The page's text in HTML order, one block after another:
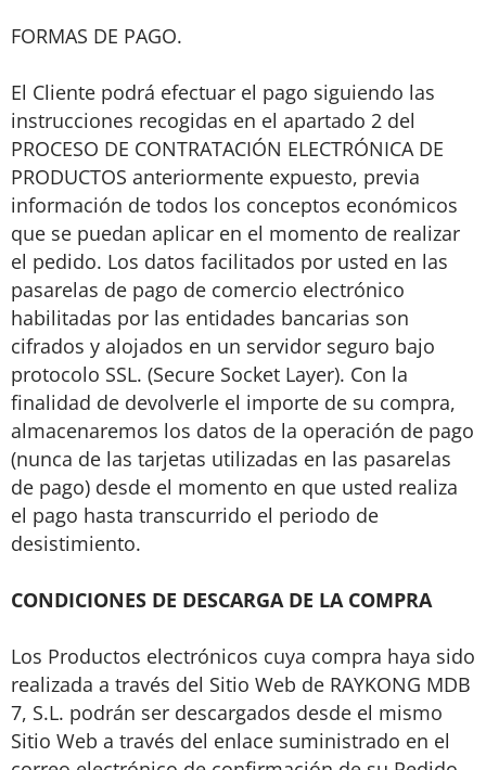
FORMAS DE PAGO.
El Cliente podrá efectuar el pago siguiendo las
instrucciones recogidas en el apartado 2 del
PROCESO DE CONTRATACIÓN ELECTRÓNICA DE
PRODUCTOS anteriormente expuesto, previa
información de todos los conceptos económicos
que se puedan aplicar en el momento de realizar
el pedido. Los datos facilitados por usted en las
pasarelas de pago de comercio electrónico
habilitadas por las entidades bancarias son
cifrados y alojados en un servidor seguro bajo
protocolo SSL. (Secure Socket Layer). Con la
finalidad de devolverle el importe de su compra,
almacenaremos los datos de la operación de pago
(nunca de las tarjetas utilizadas en las pasarelas
de pago) desde el momento en que usted realiza
el pago hasta transcurrido el periodo de
desistimiento.
CONDICIONES DE DESCARGA DE LA COMPRA
Los Productos electrónicos cuya compra haya sido
realizada a través del Sitio Web de RAYKONG MDB
7, S.L. podrán ser descargados desde el mismo
Sitio Web a través del enlace suministrado en el